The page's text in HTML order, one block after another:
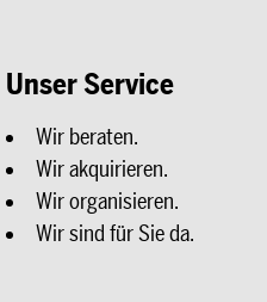
Unser Service
Wir beraten.
Wir akquirieren.
Wir organisieren.
Wir sind für Sie da.